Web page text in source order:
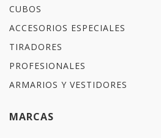
CUBOS
ACCESORIOS ESPECIALES
TIRADORES
PROFESIONALES
ARMARIOS Y VESTIDORES
MARCAS